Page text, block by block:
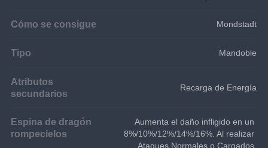
Cómo se consigue Mondstadt
Tipo Mandoble
Atributos
secundarios
Recarga de Energía
Espina de dragón
rompecielos
Aumenta el daño infligido en un
8%/10%/12%/14%/16%. Al realizar
Ataques Normales o Cargados